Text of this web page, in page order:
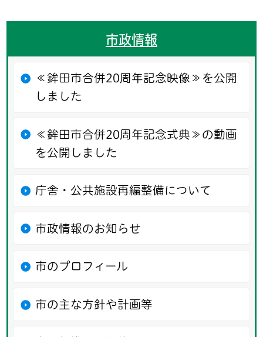
市政情報
≪鉾田市合併20周年記念映像≫を公開
しました
≪鉾田市合併20周年記念式典≫の動画
を公開しました
庁舎・公共施設再編整備について
市政情報のお知らせ
市のプロフィール
市の主な方針や計画等